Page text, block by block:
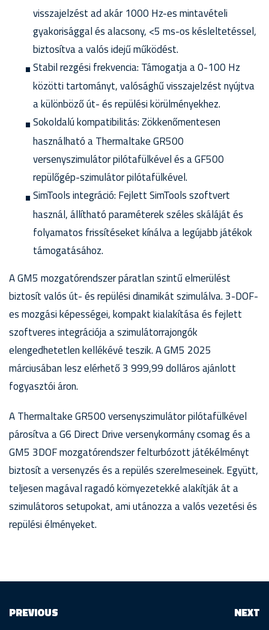
visszajelzést ad akár 1000 Hz-es mintavételi
gyakorisággal és alacsony, <5 ms-os késleltetéssel,
biztosítva a valós idejű működést.
Stabil rezgési frekvencia: Támogatja a 0-100 Hz
közötti tartományt, valósághű visszajelzést nyújtva
a különböző út- és repülési körülményekhez.
Sokoldalú kompatibilitás: Zökkenőmentesen
használható a Thermaltake GR500
versenyszimulátor pilótafülkével és a GF500
repülőgép-szimulátor pilótafülkével.
SimTools integráció: Fejlett SimTools szoftvert
használ, állítható paraméterek széles skáláját és
folyamatos frissítéseket kínálva a legújabb játékok
támogatásához.
A GM5 mozgatórendszer páratlan szintű elmerülést
biztosít valós út- és repülési dinamikát szimulálva. 3-DOF-
es mozgási képességei, kompakt kialakítása és fejlett
szoftveres integrációja a szimulátorrajongók
elengedhetetlen kellékévé teszik. A GM5 2025
márciusában lesz elérhető 3 999,99 dolláros ajánlott
fogyasztói áron.
A Thermaltake GR500 versenyszimulátor pilótafülkével
párosítva a G6 Direct Drive versenykormány csomag és a
GM5 3DOF mozgatórendszer felturbózott játékélményt
biztosít a versenyzés és a repülés szerelmeseinek. Együtt,
teljesen magával ragadó környezetekké alakítják át a
szimulátoros setupokat, ami utánozza a valós vezetési és
repülési élményeket.
PREVIOUS NEXT